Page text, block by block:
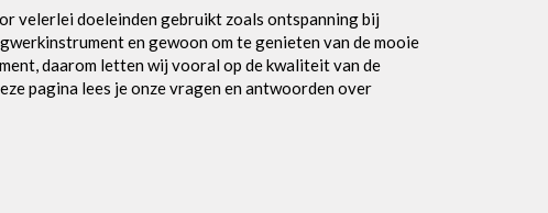
velerlei doeleinden gebruikt zoals ontspanning bij
en gewoon om te genieten van de mooie
daarom letten wij vooral op de kwaliteit van de
pagina lees je onze vragen en antwoorden over